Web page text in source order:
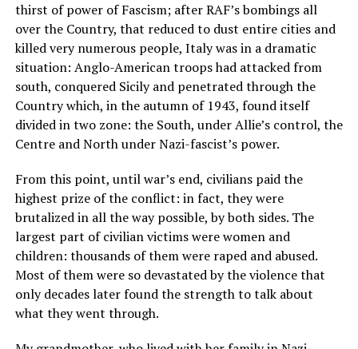
thirst of power of Fascism; after RAF’s bombings all
over the Country, that reduced to dust entire cities and
killed very numerous people, Italy was in a dramatic
situation: Anglo-American troops had attacked from
south, conquered Sicily and penetrated through the
Country which, in the autumn of 1943, found itself
divided in two zone: the South, under Allie’s control, the
Centre and North under Nazi-fascist’s power.
From this point, until war’s end, civilians paid the
highest prize of the conflict: in fact, they were
brutalized in all the way possible, by both sides. The
largest part of civilian victims were women and
children: thousands of them were raped and abused.
Most of them were so devastated by the violence that
only decades later found the strength to talk about
what they went through.